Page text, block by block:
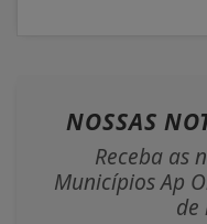
NOSSAS
Receba as
Municípios Ap
de